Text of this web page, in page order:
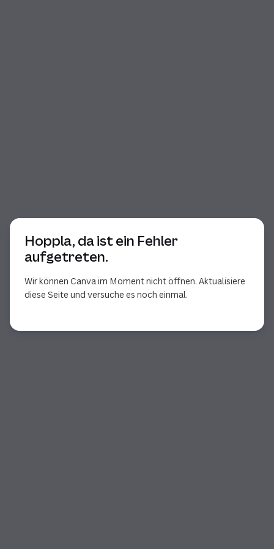
Hoppla, da ist ein Fehler
aufgetreten.
Wir können Canva im Moment nicht öffnen. Aktualisiere
diese Seite und versuche es noch einmal.